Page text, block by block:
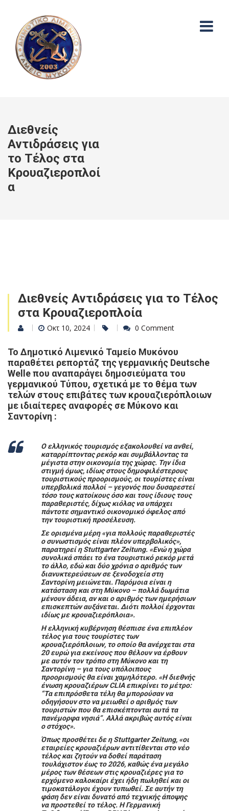
Διεθνείς
Αντιδράσεις για
το Τέλος στα
Κρουαζιεροπλοί
α
Διεθνείς Αντιδράσεις για το Τέλος
στα Κρουαζιεροπλοία
Οκτ 10, 2024 0 Comment
Το Δημοτικό Λιμενικό Ταμείο Μυκόνου
παραθέτει ρεπορτάζ της γερμανικής Deutsche
Welle που αναπαράγει δημοσιεύματα του
γερμανικού Τύπου, σχετικά με το θέμα των
τελών στους επιβάτες των κρουαζιερόπλοιων
με ιδιαίτερες αναφορές σε Μύκονο και
Σαντορίνη :
Ο ελληνικός τουρισμός εξακολουθεί να ανθεί,
καταρρίπτοντας ρεκόρ και συμβάλλοντας τα
μέγιστα στην οικονομία της χώρας. Την ίδια
στιγμή όμως, ιδίως στους δημοφιλέστερους
τουριστικούς προορισμούς, οι τουρίστες είναι
υπερβολικά πολλοί – γεγονός που δυσαρεστεί
τόσο τους κατοίκους όσο και τους ίδιους τους
παραθεριστές, δίχως κιόλας να υπάρχει
πάντοτε σημαντικό οικονομικό όφελος από
την τουριστική προσέλευση.
Σε ορισμένα μέρη «για πολλούς παραθεριστές
ο συνωστισμός είναι πλέον υπερβολικός»,
παρατηρεί η Stuttgarter Zeitung. «Ενώ η χώρα
συνολικά σπάει το ένα τουριστικό ρεκόρ μετά
το άλλο, εδώ και δύο χρόνια ο αριθμός των
διανυκτερεύσεων σε ξενοδοχεία στη
Σαντορίνη μειώνεται. Παρόμοια είναι η
κατάσταση και στη Μύκονο – πολλά δωμάτια
μένουν άδεια, αν και ο αριθμός των ημερήσιων
επισκεπτών αυξάνεται. Διότι πολλοί έρχονται
ιδίως με κρουαζιερόπλοια».
Η ελληνική κυβέρνηση θέσπισε ένα επιπλέον
τέλος για τους τουρίστες των
κρουαζιερόπλοιων, το οποίο θα ανέρχεται στα
20 ευρώ για εκείνους που θέλουν να έρθουν
με αυτόν τον τρόπο στη Μύκονο και τη
Σαντορίνη – για τους υπόλοιπους
προορισμούς θα είναι χαμηλότερο. «Η διεθνής
ένωση κρουαζιέρων CLIA επικρίνει το μέτρο:
“Τα επιπρόσθετα τέλη θα μπορούσαν να
οδηγήσουν στο να μειωθεί ο αριθμός των
τουριστών που θα επισκέπτονται αυτά τα
πανέμορφα νησιά”. Αλλά ακριβώς αυτός είναι
ο στόχος».
Όπως προσθέτει δε η Stuttgarter Zeitung, «οι
εταιρείες κρουαζιέρων αντιτίθενται στο νέο
τέλος και ζητούν να δοθεί παράταση
τουλάχιστον έως το 2026, καθώς ένα μεγάλο
μέρος των θέσεων στις κρουαζιέρες για το
ερχόμενο καλοκαίρι έχει ήδη πωληθεί και οι
τιμοκατάλογοι έχουν τυπωθεί. Σε αυτήν τη
φάση δεν είναι δυνατό από τεχνικής άποψης
να προστεθεί το τέλος. Η Γερμανική